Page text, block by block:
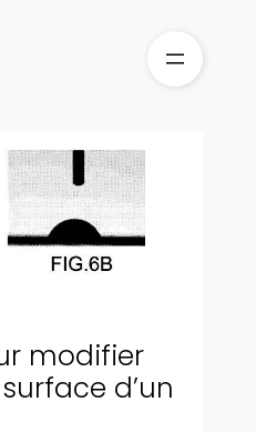
modifier
d’un